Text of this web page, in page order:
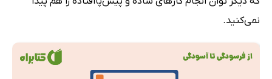
نمی‌کنید.